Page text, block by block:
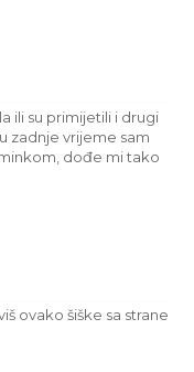
ili su primijetili i drugi
zadnje vrijeme sam
dođe mi tako
ovako šiške sa strane